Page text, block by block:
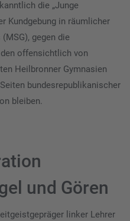
die „Junge
Kundgebung in räumlicher
gegen die
offensichtlich von
Heilbronner Gymnasien
bundesrepublikanischer
bleiben.
und Gören
linker Lehrer